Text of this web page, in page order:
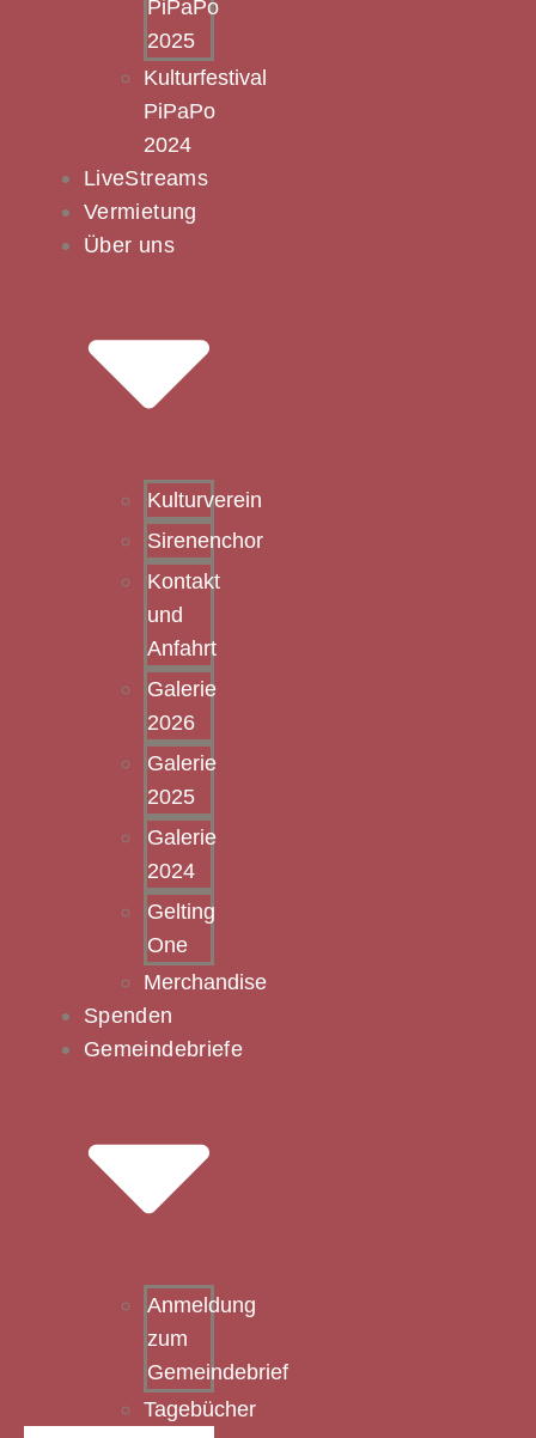
PiPaPo
2025
Kulturfestival
PiPaPo
2024
LiveStreams
Vermietung
Über uns
Kulturverein
Sirenenchor
Kontakt
und
Anfahrt
Galerie
2026
Galerie
2025
Galerie
2024
Gelting
One
Merchandise
Spenden
Gemeindebriefe
Anmeldung
zum
Gemeindebrief
Tagebücher